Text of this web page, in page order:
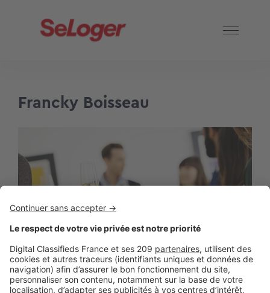
Francky Boisseau
AU QUOTIDIEN